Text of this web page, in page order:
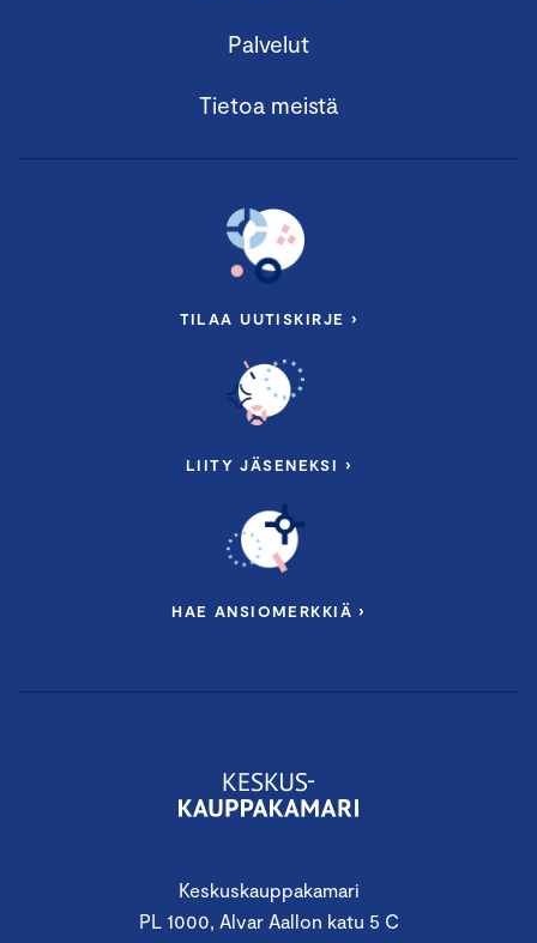
Keskuskauppakamari
PL 1000, Alvar Aallon katu 5 C
Palvelut
Tietoa meistä
TILAA UUTISKIRJE ›
LIITY JÄSENEKSI ›
HAE ANSIOMERKKIÄ ›